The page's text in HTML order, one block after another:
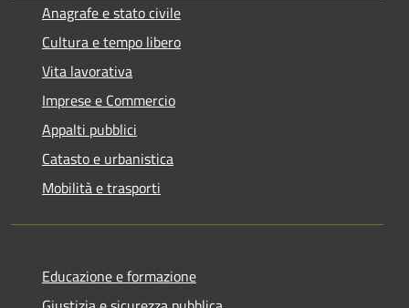
Anagrafe e stato civile
Cultura e tempo libero
Vita lavorativa
Imprese e Commercio
Appalti pubblici
Catasto e urbanistica
Mobilità e trasporti
Educazione e formazione